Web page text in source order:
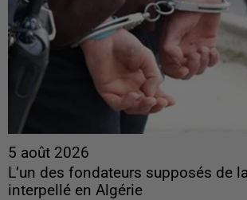
5 août 2026
L’un des fondateurs supposés de
interpellé en Algérie